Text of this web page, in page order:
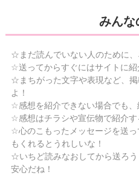
みん
☆まだ読んでいない人のために、
☆送ってからすぐにはサイトに紹
☆まちがった文字や表現など、
よ！
☆感想を紹介できない場合でも、
☆感想はチラシや宣伝物で紹介す
☆心のこもったメッセージを送
もくれるとうれしいな！
☆いちど読みなおしてから送ろ
安心だね！